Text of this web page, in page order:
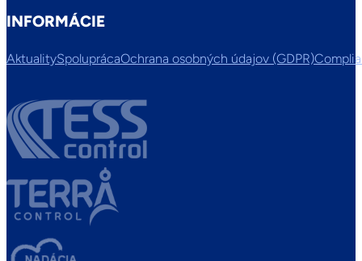
INFORMÁCIE
AktualitySpoluprácaOchrana osobných údajov (GDPR)